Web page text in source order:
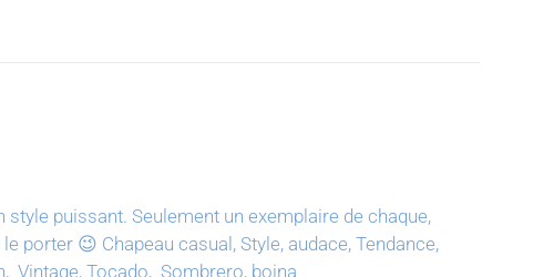
style puissant. Seulement un exemplaire de chaque,
le porter 😉 Chapeau casual, Style, audace, Tendance,
Vintage, Tocado, Sombrero, boina